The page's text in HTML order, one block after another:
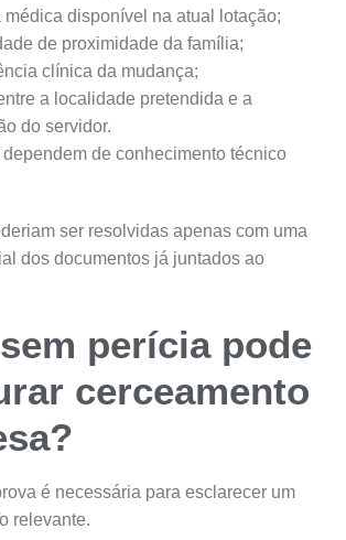
médica disponível na atual lotação;
de proximidade da família;
clínica da mudança;
a localidade pretendida e a
do servidor.
de conhecimento técnico
ser resolvidas apenas com uma
dos documentos já juntados ao
perícia pode
cerceamento
é necessária para esclarecer um
relevante.